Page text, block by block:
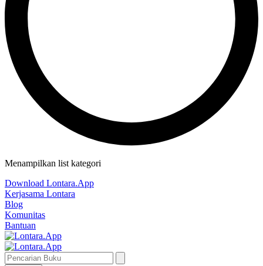
Menampilkan list kategori
Download Lontara.App
Kerjasama Lontara
Blog
Komunitas
Bantuan